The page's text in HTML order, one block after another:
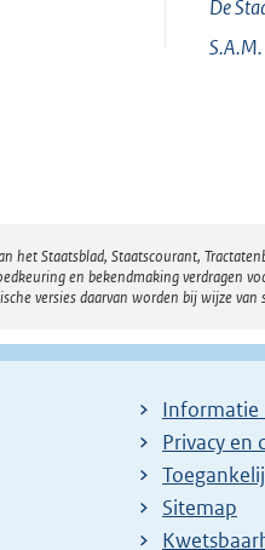
De
S.A.M.
het Staatsblad, Staatscourant,
en bekendmaking verdragen
versies daarvan worden bij wijze van
Informatie
Privacy en
Sitemap
E